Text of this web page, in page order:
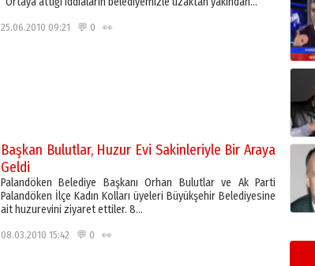
25.06.2010 09:21 💬 0 👀
Başkan Bulutlar, Huzur Evi Sakinleriyle Bir Araya
Geldi
Palandöken Belediye Başkanı Orhan Bulutlar ve Ak Parti
Palandöken İlçe Kadın Kolları üyeleri Büyükşehir Belediyesine
ait huzurevini ziyaret ettiler. 8…
08.03.2010 15:42 💬 0 👀